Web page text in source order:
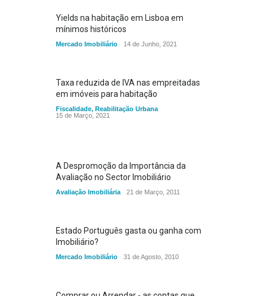
Yields na habitação em Lisboa em
mínimos históricos
Mercado Imobiliário 14 de Junho, 2021
Taxa reduzida de IVA nas empreitadas
em imóveis para habitação
Fiscalidade, Reabilitação Urbana
15 de Março, 2021
A Despromoção da Importância da
Avaliação no Sector Imobiliário
Avaliação Imobiliária 21 de Março, 2011
Estado Português gasta ou ganha com
Imobiliário?
Mercado Imobiliário 31 de Agosto, 2010